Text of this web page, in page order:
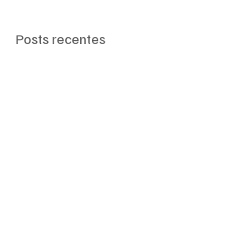
Posts recentes